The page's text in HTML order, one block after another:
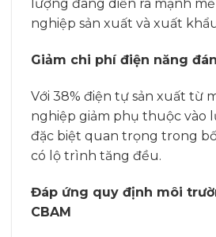
lượng đang diễn ra mạnh
nghiệp sản xuất và xuất
Giảm chi phí điện năng
Với 38% điện tự sản xuất từ
nghiệp giảm phụ thuộc vào
đặc biệt quan trọng trong
có lộ trình tăng đều.
Đáp ứng quy định môi
CBAM